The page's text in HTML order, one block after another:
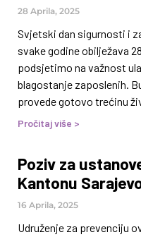
ključno da kompanije
smanjuje
28 Aprila, 2025
Svjetski dan sigurnosti i
svake godine obilježava
podsjetimo na važnost
blagostanje zaposlenih.
provede gotovo trećinu
da kvalitetno radno
Udruženje za prevenciju
Zavodom za javno
Hercegovine, organiziralo
Pročitaj više >
Poziv za
Kantonu
16 Aprila, 2025
Udruženje za prevenciju